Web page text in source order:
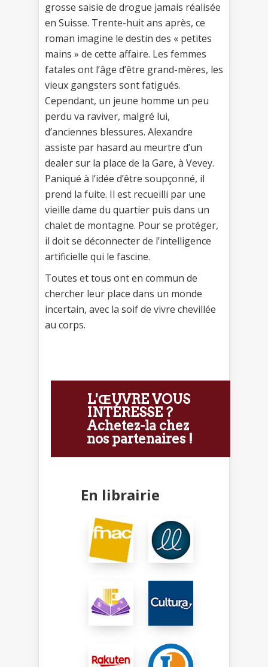
grosse saisie de drogue jamais réalisée
en Suisse. Trente-huit ans après, ce
roman imagine le destin des « petites
mains » de cette affaire. Les femmes
fatales ont l’âge d’être grand-mères, les
vieux gangsters sont fatigués.
Cependant, un jeune homme un peu
perdu va raviver, malgré lui,
d’anciennes blessures. Alexandre
assiste par hasard au meurtre d’un
dealer sur la place de la Gare, à Vevey.
Paniqué à l’idée d’être soupçonné, il
prend la fuite. Il est recueilli par une
vieille dame du quartier puis dans un
chalet de montagne. Pour se protéger,
il doit se déconnecter de l’intelligence
artificielle qui le fascine.
Toutes et tous ont en commun de
chercher leur place dans un monde
incertain, avec la soif de vivre chevillée
au corps.
L'ŒUVRE VOUS
INTÉRESSE ?
Achetez-la chez
nos partenaires !
En librairie